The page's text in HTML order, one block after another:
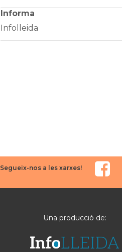
Informa
Infolleida
Segueix-nos a les xarxes!
Una producció de: